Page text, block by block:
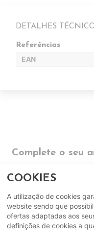
DETALHES
Referências
EAN
Complete o seu
COMPLEMENTOS
SUGERIDOS
EM DESTAQUE
COOKIES
A utilização de cookies
website sendo que
ofertas adaptadas aos
definições de cookies a